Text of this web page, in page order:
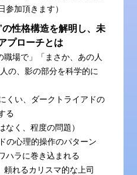
参加頂きます）
性格構造を解明し、未
プローチとは
場で」「まさか、あの人
の、影の部分を科学的に
くい、ダークトライアドの
る
く、程度の問題）
の心理的操作のパターン
ハラに巻き込まれる
れるカリスマ的な上司